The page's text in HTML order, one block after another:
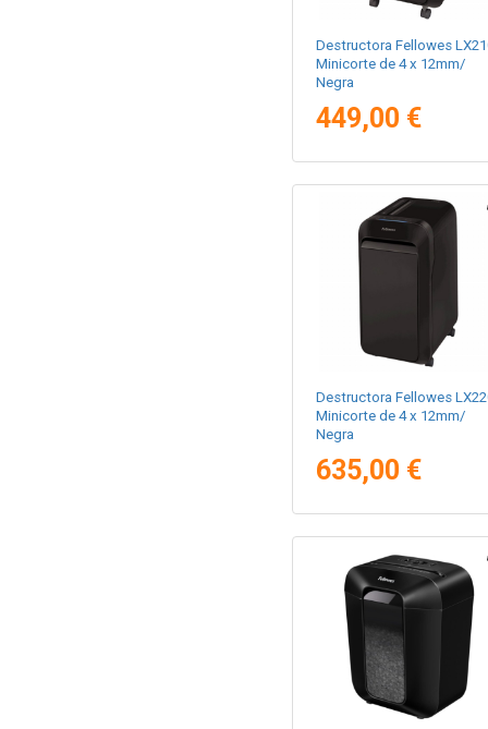
Destructora Fellowes
Minicorte de 4 x 12mm/
Negra
449,00 €
Destructora Fellowes
Minicorte de 4 x 12mm/
Negra
635,00 €